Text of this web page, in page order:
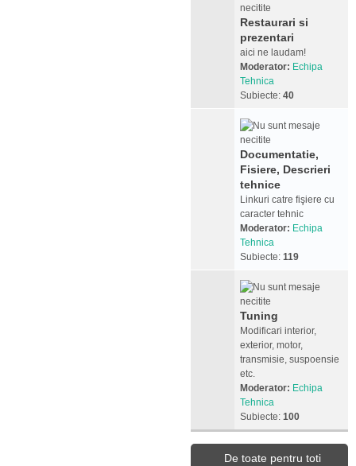
Restaurari si
prezentari
aici ne laudam!
Moderator: Echipa
Tehnica
Subiecte: 40
Documentatie,
Fisiere, Descrieri
tehnice
Linkuri catre fişiere cu
caracter tehnic
Moderator: Echipa
Tehnica
Subiecte: 119
Tuning
Modificari interior,
exterior, motor,
transmisie, suspoensie
etc.
Moderator: Echipa
Tehnica
Subiecte: 100
De toate pentru toti